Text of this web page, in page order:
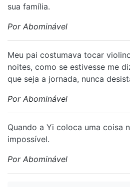
sua família.
Por Abominável
Meu pai costumava tocar
noites, como se estivesse me
que seja a jornada, nunca
Por Abominável
Quando a Yi coloca uma coisa
impossível.
Por Abominável